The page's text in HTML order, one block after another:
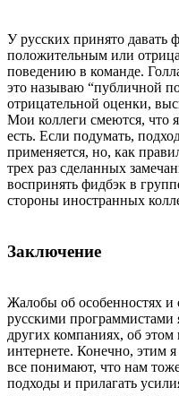
У русских принято давать
положительным или
поведению в команде.
это называю “публичной
отрицательной оценки,
Мои коллеги смеются, что
есть. Если подумать,
применяется, но, как
трех раз сделанных
воспринять фидбэк в
стороны иностранных
Заключение
Жалобы об особенностях
русскими программистами
других компаниях, об этом
интернете. Конечно, этим
все понимают, что нам
подходы и прилагать